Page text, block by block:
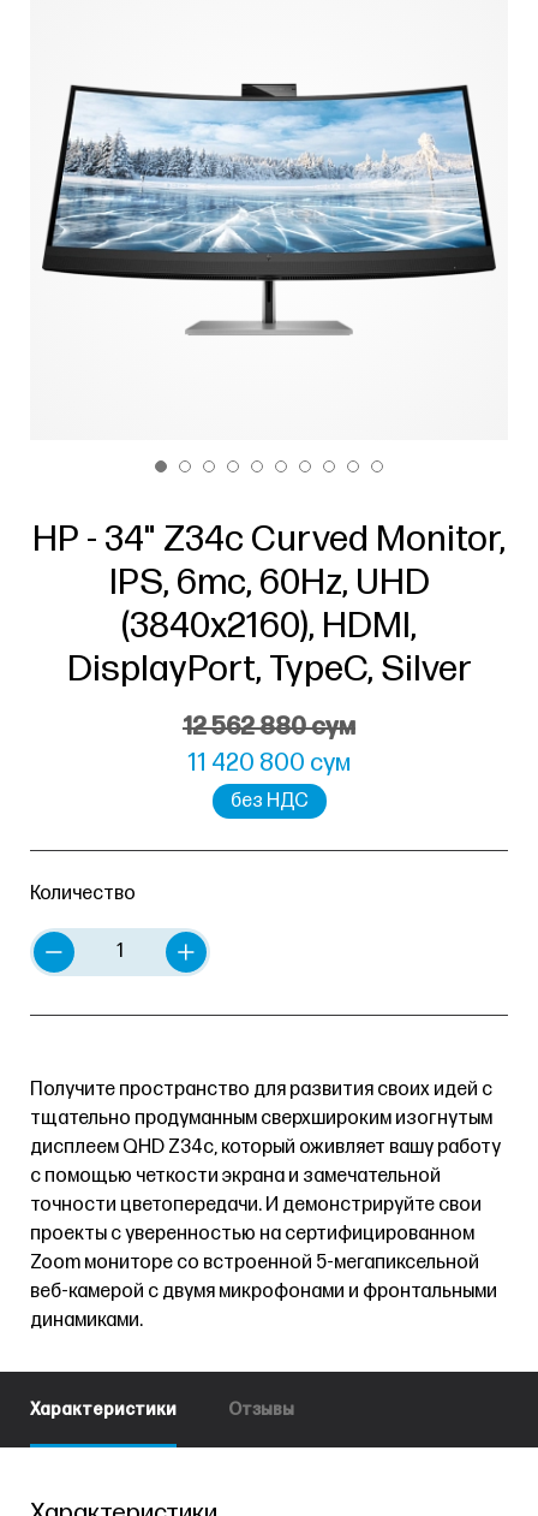
HP - 34" Z34c Curved Monitor,
IPS, 6mc, 60Hz, UHD
(3840x2160), HDMI,
DisplayPort, TypeC, Silver
12 562 880 сум
11 420 800 сум
без НДС
Количество
Получите пространство для развития своих идей с
тщательно продуманным сверхшироким изогнутым
дисплеем QHD Z34c, который оживляет вашу работу
с помощью четкости экрана и замечательной
точности цветопередачи. И демонстрируйте свои
проекты с уверенностью на сертифицированном
Zoom мониторе со встроенной 5-мегапиксельной
веб-камерой с двумя микрофонами и фронтальными
динамиками.
Характеристики Отзывы